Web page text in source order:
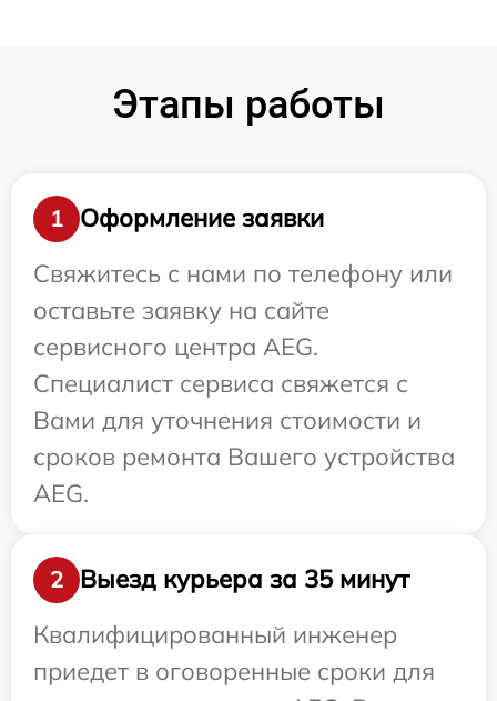
Этапы работы
1
Оформление заявки
Свяжитесь с нами по телефону или
оставьте заявку на сайте
сервисного центра AEG.
Специалист сервиса свяжется с
Вами для уточнения стоимости и
сроков ремонта Вашего устройства
AEG.
2
Выезд курьера за 35 минут
Квалифицированный инженер
приедет в оговоренные сроки для